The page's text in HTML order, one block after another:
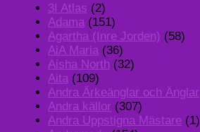
3I Atlas (2)
Adama (151)
Agartha (Inre Jorden) (58)
AiA Maria (36)
Aisha North (32)
Aita (109)
Andra Ärkeänglar och Änglar
Andra källor (307)
Andra Uppstigna Mästare (1)